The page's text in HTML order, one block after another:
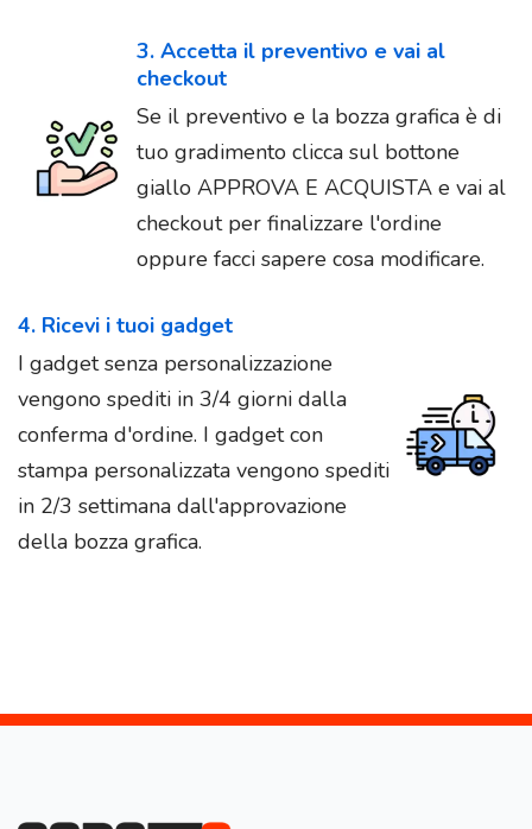
3. Accetta il preventivo e vai al
checkout
Se il preventivo e la bozza grafica è di
tuo gradimento clicca sul bottone
giallo APPROVA E ACQUISTA e vai al
checkout per finalizzare l'ordine
oppure facci sapere cosa modificare.
4. Ricevi i tuoi gadget
I gadget senza personalizzazione
vengono spediti in 3/4 giorni dalla
conferma d'ordine. I gadget con
stampa personalizzata vengono spediti
in 2/3 settimana dall'approvazione
della bozza grafica.